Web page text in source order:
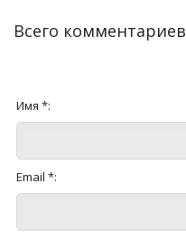
Всего комментариев
Имя *:
Email *: